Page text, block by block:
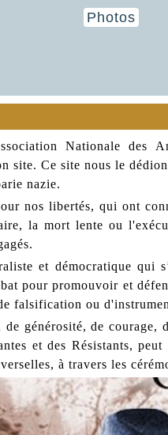
Photos
Nationale des
Ce site nous le
nazie.
nos libertés, qui ont
la mort lente ou
et démocratique qui
pour promouvoir et
falsification ou
générosité, de courage,
et des Résistants,
à travers les